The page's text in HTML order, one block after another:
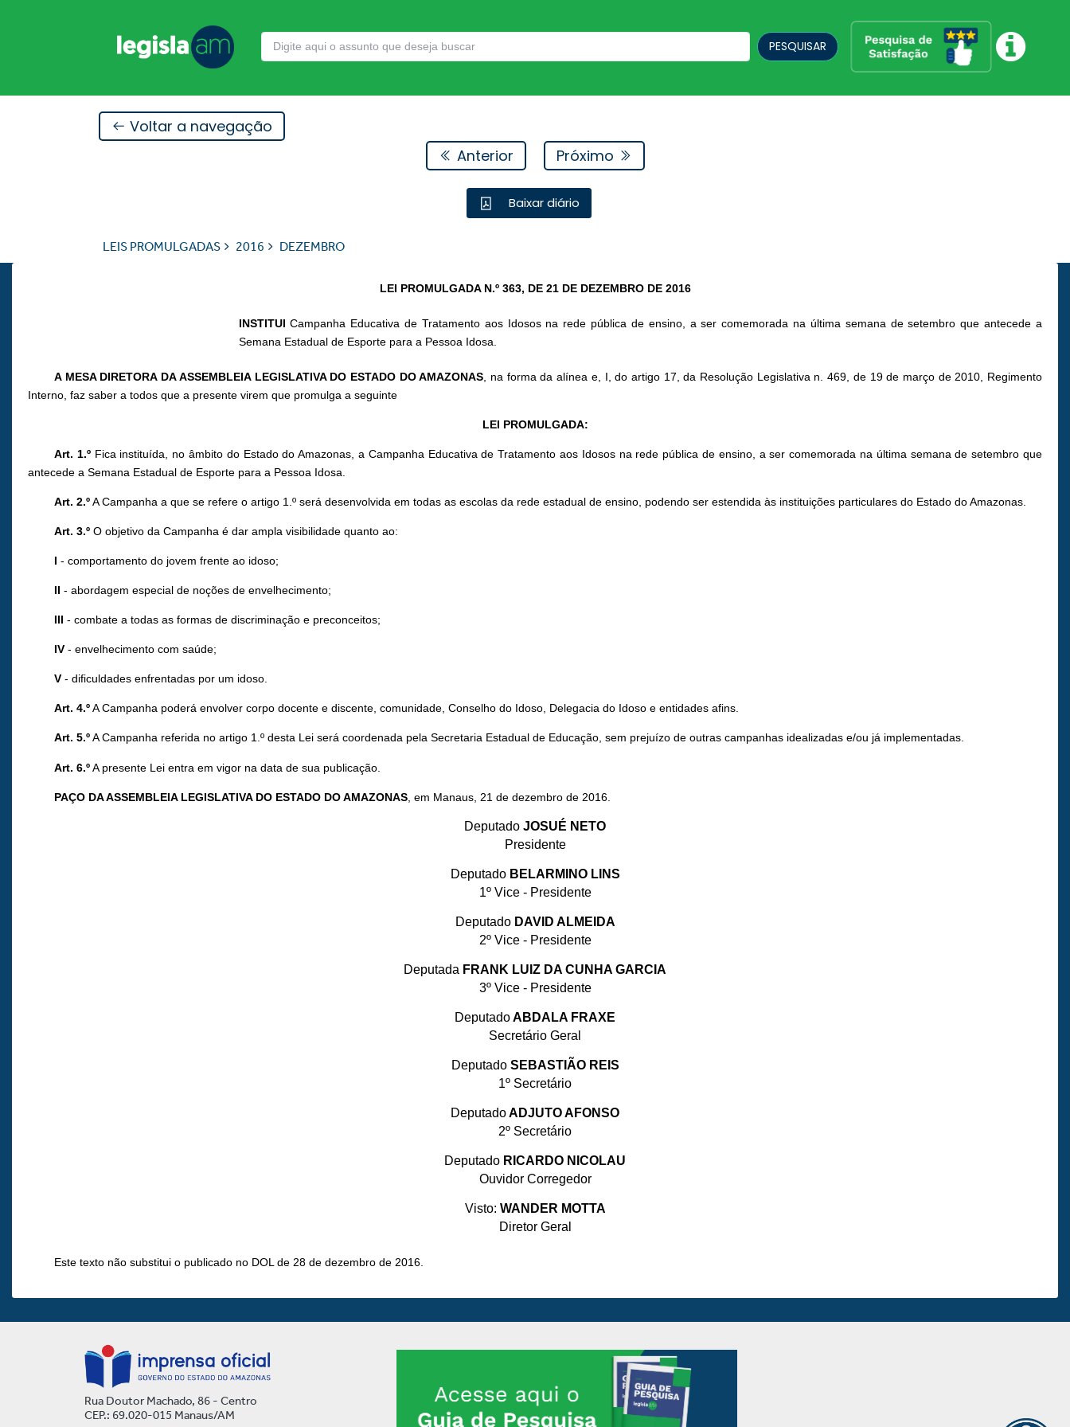
PESQUISAR
Voltar a navegação
Anterior
Próximo
Baixar diário
LEIS PROMULGADAS 2016 DEZEMBRO
LEI PROMULGADA N.º 363, DE 21 DE DEZEMBRO DE 2016
INSTITUICampanha Educativa de Tratamento aos Idosos na rede pública de ensino, a ser comemorada na última semana de setembro que antecede a
Semana Estadual de Esporte para a Pessoa Idosa.
A MESA DIRETORA DA ASSEMBLEIA LEGISLATIVA DO ESTADO DO AMAZONAS , na forma da alínea e, I, do artigo 17, da Resolução Legislativa n. 469, de 19 de março de 2010, Regimento
Interno, faz saber a todos que a presente virem que promulga a seguinte
LEI PROMULGADA:
Art. 1.ºFica instituída, no âmbito do Estado do Amazonas, a Campanha Educativa de Tratamento aos Idosos na rede pública de ensino, a ser comemorada na última semana de setembro que
antecede a Semana Estadual de Esporte para a Pessoa Idosa.
Art. 2.ºA Campanha a que se refere o artigo 1.º será desenvolvida em todas as escolas da rede estadual de ensino, podendo ser estendida às instituições particulares do Estado do Amazonas.
Art. 3.º O objetivo da Campanha é dar ampla visibilidade quanto ao:
I - comportamento do jovem frente ao idoso;
II - abordagem especial de noções de envelhecimento;
III - combate a todas as formas de discriminação e preconceitos;
IV - envelhecimento com saúde;
V - dificuldades enfrentadas por um idoso.
Art. 4.ºA Campanha poderá envolver corpo docente e discente, comunidade, Conselho do Idoso, Delegacia do Idoso e entidades afins.
Art. 5.ºA Campanha referida no artigo 1.º desta Lei será coordenada pela Secretaria Estadual de Educação, sem prejuízo de outras campanhas idealizadas e/ou já implementadas.
Art. 6.ºA presente Lei entra em vigor na data de sua publicação.
PAÇO DA ASSEMBLEIA LEGISLATIVA DO ESTADO DO AMAZONAS , em Manaus, 21 de dezembro de 2016.
Deputado JOSUÉ NETO
Presidente
DeputadoBELARMINO LINS
1º Vice - Presidente
DeputadoDAVID ALMEIDA
2º Vice - Presidente
Deputada FRANK LUIZ DA CUNHA GARCIA
3º Vice - Presidente
DeputadoABDALA FRAXE
Secretário Geral
DeputadoSEBASTIÃO REIS
1º Secretário
DeputadoADJUTO AFONSO
2º Secretário
Deputado RICARDO NICOLAU
Ouvidor Corregedor
Visto: WANDER MOTTA
Diretor Geral
Este texto não substitui o publicado no DOL de 28 de dezembro de 2016.
Rua Doutor Machado, 86 - Centro
CEP.: 69.020-015 Manaus/AM